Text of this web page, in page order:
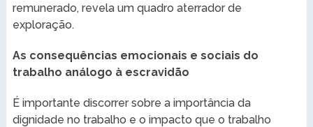
remunerado, revela um quadro aterrador de
exploração.
As consequências emocionais e sociais do
trabalho análogo à escravidão
É importante discorrer sobre a importância da
dignidade no trabalho e o impacto que o trabalho